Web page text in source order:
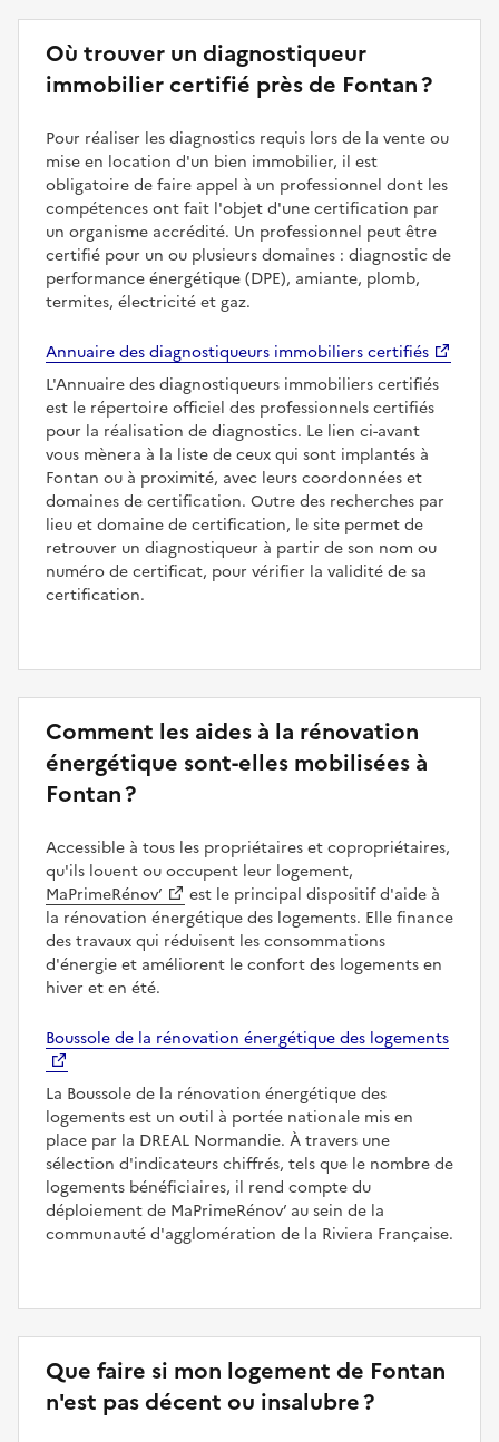
Où trouver un diagnostiqueur
immobilier certifié près de Fontan ?
Pour réaliser les diagnostics requis lors de la vente ou
mise en location d'un bien immobilier, il est
obligatoire de faire appel à un professionnel dont les
compétences ont fait l'objet d'une certification par
un organisme accrédité. Un professionnel peut être
certifié pour un ou plusieurs domaines : diagnostic de
performance énergétique (DPE), amiante, plomb,
termites, électricité et gaz.
Annuaire des diagnostiqueurs immobiliers certifiés
L'Annuaire des diagnostiqueurs immobiliers certifiés
est le répertoire officiel des professionnels certifiés
pour la réalisation de diagnostics. Le lien ci-avant
vous mènera à la liste de ceux qui sont implantés à
Fontan ou à proximité, avec leurs coordonnées et
domaines de certification. Outre des recherches par
lieu et domaine de certification, le site permet de
retrouver un diagnostiqueur à partir de son nom ou
numéro de certificat, pour vérifier la validité de sa
certification.
Comment les aides à la rénovation
énergétique sont-elles mobilisées à
Fontan ?
Accessible à tous les propriétaires et copropriétaires,
qu'ils louent ou occupent leur logement,
MaPrimeRénov’
est le principal dispositif d'aide à
la rénovation énergétique des logements. Elle finance
des travaux qui réduisent les consommations
d'énergie et améliorent le confort des logements en
hiver et en été.
Boussole de la rénovation énergétique des logements
La Boussole de la rénovation énergétique des
logements est un outil à portée nationale mis en
place par la DREAL Normandie. À travers une
sélection d'indicateurs chiffrés, tels que le nombre de
logements bénéficiaires, il rend compte du
déploiement de MaPrimeRénov’ au sein de la
communauté d'agglomération de la Riviera Française.
Que faire si mon logement de Fontan
n'est pas décent ou insalubre ?